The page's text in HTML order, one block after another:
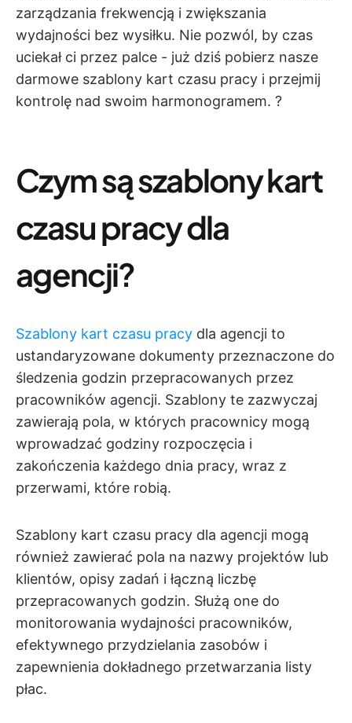
zarządzania frekwencją i zwiększania
wydajności bez wysiłku. Nie pozwól, by czas
uciekał ci przez palce - już dziś pobierz nasze
darmowe szablony kart czasu pracy i przejmij
kontrolę nad swoim harmonogramem. ?️
Czym są szablony kart
czasu pracy dla
agencji?
Szablony kart czasu pracy dla agencji to
ustandaryzowane dokumenty przeznaczone do
śledzenia godzin przepracowanych przez
pracowników agencji. Szablony te zazwyczaj
zawierają pola, w których pracownicy mogą
wprowadzać godziny rozpoczęcia i
zakończenia każdego dnia pracy, wraz z
przerwami, które robią.
Szablony kart czasu pracy dla agencji mogą
również zawierać pola na nazwy projektów lub
klientów, opisy zadań i łączną liczbę
przepracowanych godzin. Służą one do
monitorowania wydajności pracowników,
efektywnego przydzielania zasobów i
zapewnienia dokładnego przetwarzania listy
płac.